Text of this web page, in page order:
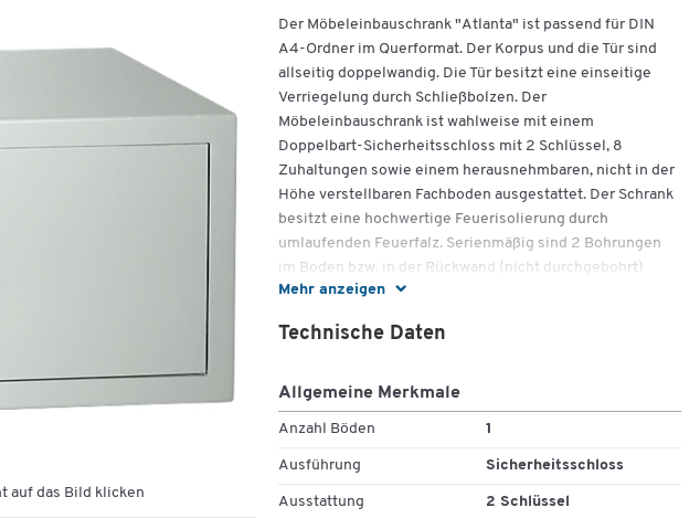
auf das Bild klicken
Mehr anzeigen
Der Möbeleinbauschrank "Atlanta" ist passend für DIN
A4-Ordner im Querformat. Der Korpus und die Tür sind
allseitig doppelwandig. Die Tür besitzt eine einseitige
Verriegelung durch Schließbolzen. Der
Möbeleinbauschrank ist wahlweise mit einem
Doppelbart-Sicherheitsschloss mit 2 Schlüssel, 8
Zuhaltungen sowie einem herausnehmbaren, nicht in der
Höhe verstellbaren Fachboden ausgestattet. Der Schrank
besitzt eine hochwertige Feuerisolierung durch
umlaufenden Feuerfalz. Serienmäßig sind 2 Bohrungen
im Boden bzw. in der Rückwand (nicht durchgebohrt)
vorhanden.
1995). Versicherungseinstufung gewerblich und privat bis
Farbe: lichtgrau (RAL 7035)
Volumen: 23 l
Türstärke: 45 mm
Türöffnungswinkel 90° durch innenliegende
Technische Daten
Allgemeine Merkmale
Anzahl Böden 1
Ausführung Sicherheitsschloss
Ausstattung 2 Schlüssel